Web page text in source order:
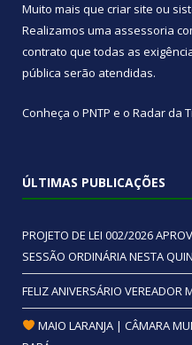
Muito mais que criar site ou
Realizamos uma assessoria
contrato que todas as
pública serão atendidas.
Conheça o PNTP e o Radar da
ÚLTIMAS PUBLICAÇÕES
PROJETO DE LEI 002/2026
SESSÃO ORDINÁRIA NESTA
FELIZ ANIVERSÁRIO VEREADOR
MAIO LARANJA | CÂMARA